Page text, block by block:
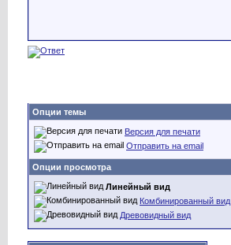
Опции темы
Версия для печати
Отправить на email
Опции просмотра
Линейный вид
Комбинированный вид
Древовидный вид